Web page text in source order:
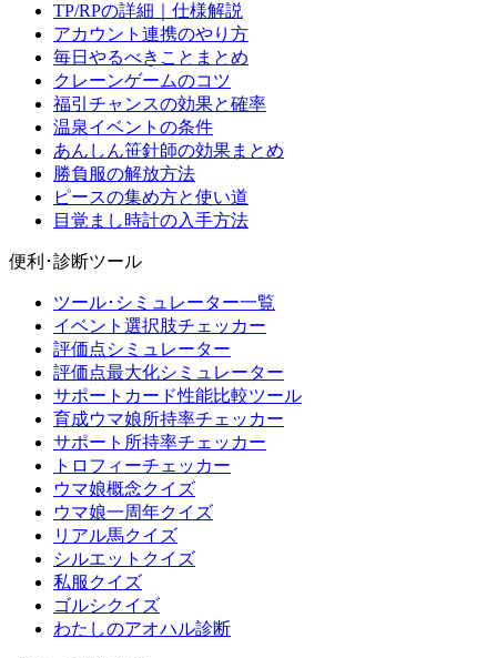
TP/RPの詳細｜仕様解説
アカウント連携のやり方
毎日やるべきことまとめ
クレーンゲームのコツ
福引チャンスの効果と確率
温泉イベントの条件
あんしん笹針師の効果まとめ
勝負服の解放方法
ピースの集め方と使い道
目覚まし時計の入手方法
便利･診断ツール
ツール･シミュレーター一覧
イベント選択肢チェッカー
評価点シミュレーター
評価点最大化シミュレーター
サポートカード性能比較ツール
育成ウマ娘所持率チェッカー
サポート所持率チェッカー
トロフィーチェッカー
ウマ娘概念クイズ
ウマ娘一周年クイズ
リアル馬クイズ
シルエットクイズ
私服クイズ
ゴルシクイズ
わたしのアオハル診断